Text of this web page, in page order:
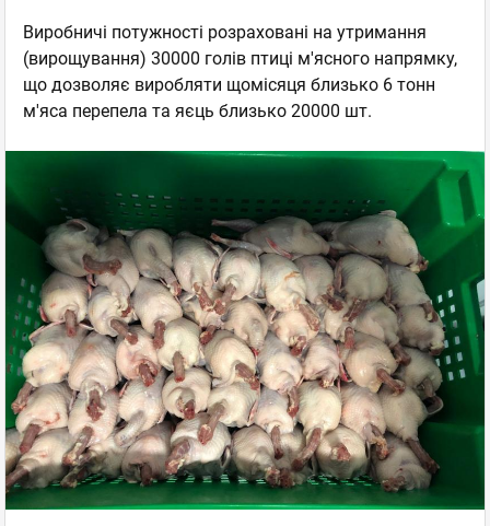
Виробничі потужності розраховані на утримання
(вирощування) 30000 голів птиці м'ясного напрямку,
що дозволяє виробляти щомісяця близько 6 тонн
м'яса перепела та яєць близько 20000 шт.